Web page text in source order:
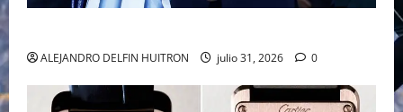
ALEJANDRO DELFIN HUITRON julio 31, 2026 0